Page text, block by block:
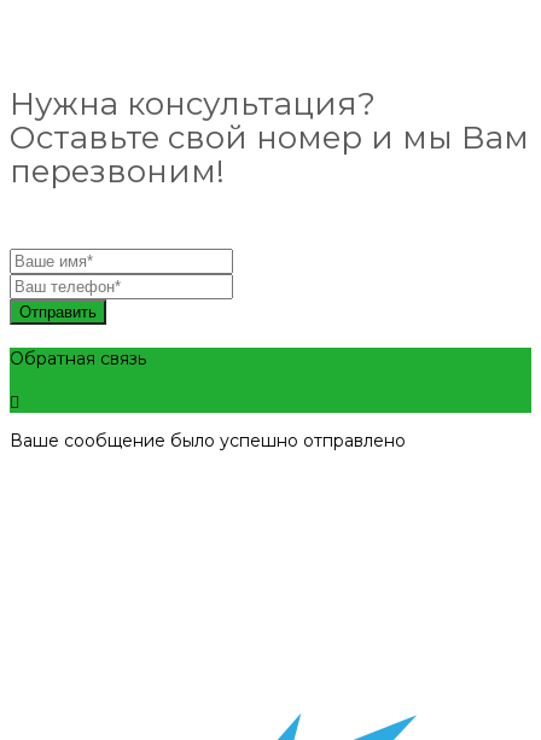
Нужна консультация?
Оставьте свой номер и мы Вам
перезвоним!
Отправить
Обратная связь
Ваше сообщение было успешно отправлено